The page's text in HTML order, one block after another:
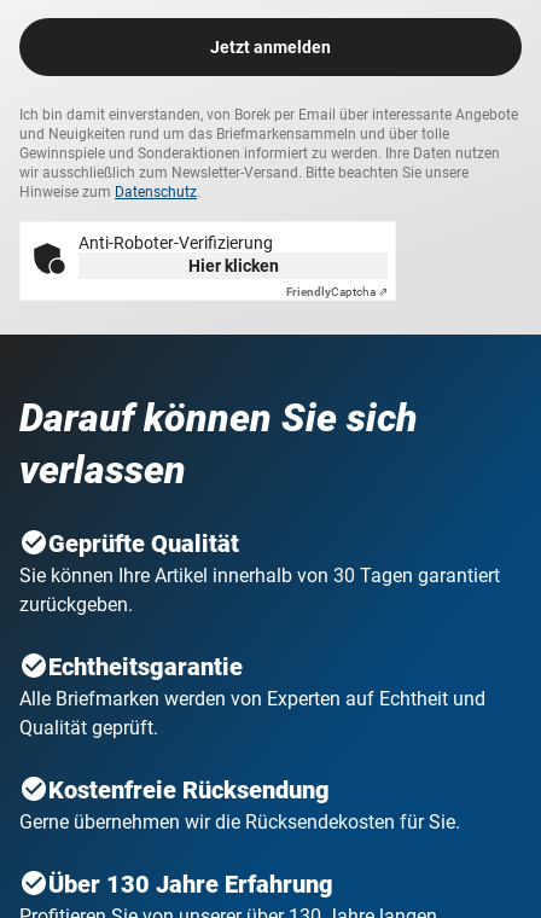
Jetzt anmelden
Ich bin damit einverstanden, von Borek per Email über interessante Angebote
und Neuigkeiten rund um das Briefmarkensammeln und über tolle
Gewinnspiele und Sonderaktionen informiert zu werden. Ihre Daten nutzen
wir ausschließlich zum Newsletter-Versand. Bitte beachten Sie unsere
Hinweise zum Datenschutz.
Anti-Roboter-Verifizierung
Hier klicken
FriendlyCaptcha ⇗
Darauf können Sie sich
verlassen
Geprüfte Qualität
Sie können Ihre Artikel innerhalb von 30 Tagen garantiert
zurückgeben.
Echtheitsgarantie
Alle Briefmarken werden von Experten auf Echtheit und
Qualität geprüft.
Kostenfreie Rücksendung
Gerne übernehmen wir die Rücksendekosten für Sie.
Über 130 Jahre Erfahrung